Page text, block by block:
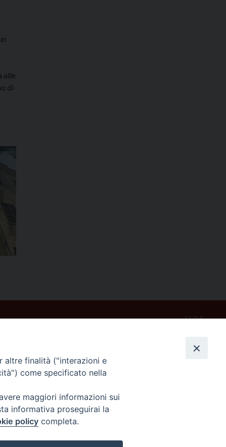
alle
di
SEDE
02047 Poggio Mirteto (Rieti)
diocesi@diocesisabina.it
altre finalità ("interazioni e
come specificato nella
maggiori informazioni sui
informativa proseguirai la
policy completa.